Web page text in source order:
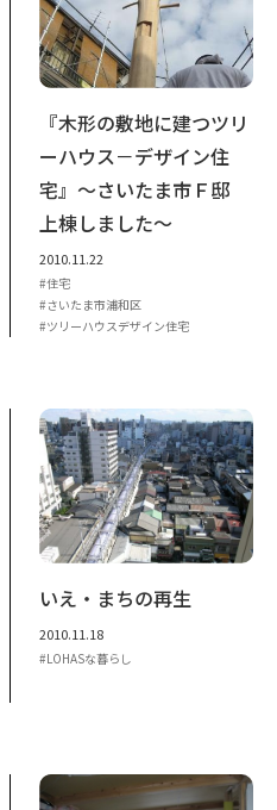
『木形の敷地に建つツリ
ーハウス－デザイン住
宅』～さいたま市Ｆ邸
上棟しました～
2010.11.22
住宅
さいたま市浦和区
ツリーハウスデザイン住宅
いえ・まちの再生
2010.11.18
LOHASな暮らし